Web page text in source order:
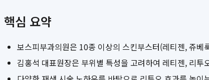
핵심 요약
보스피부과의원은 10종 이상의 스킨부스터(레티젠, 쥬
김홍석 대표원장은 부위별 특성을 고려하여 레티젠, 리